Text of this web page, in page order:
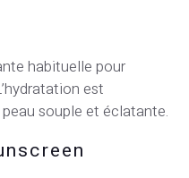
habituelle pour
est
souple et éclatante.